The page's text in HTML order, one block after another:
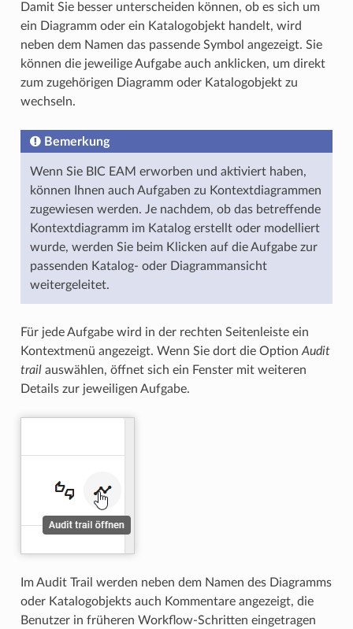
Damit Sie besser unterscheiden können, ob es sich um
ein Diagramm oder ein Katalogobjekt handelt, wird
neben dem Namen das passende Symbol angezeigt. Sie
können die jeweilige Aufgabe auch anklicken, um direkt
zum zugehörigen Diagramm oder Katalogobjekt zu
wechseln.
Bemerkung
Wenn Sie BIC EAM erworben und aktiviert haben,
können Ihnen auch Aufgaben zu Kontextdiagrammen
zugewiesen werden. Je nachdem, ob das betreffende
Kontextdiagramm im Katalog erstellt oder modelliert
wurde, werden Sie beim Klicken auf die Aufgabe zur
passenden Katalog- oder Diagrammansicht
weitergeleitet.
Für jede Aufgabe wird in der rechten Seitenleiste ein
Kontextmenü angezeigt. Wenn Sie dort die OptionAudit
trailauswählen, öffnet sich ein Fenster mit weiteren
Details zur jeweiligen Aufgabe.
Im Audit Trail werden neben dem Namen des Diagramms
oder Katalogobjekts auch Kommentare angezeigt, die
Benutzer in früheren Workflow-Schritten eingetragen